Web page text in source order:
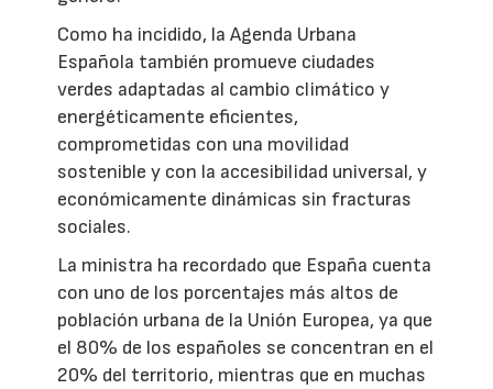
Como ha incidido, la Agenda Urbana
Española también promueve ciudades
verdes adaptadas al cambio climático y
energéticamente eficientes,
comprometidas con una movilidad
sostenible y con la accesibilidad universal, y
económicamente dinámicas sin fracturas
sociales.
La ministra ha recordado que España cuenta
con uno de los porcentajes más altos de
población urbana de la Unión Europea, ya que
el 80% de los españoles se concentran en el
20% del territorio, mientras que en muchas